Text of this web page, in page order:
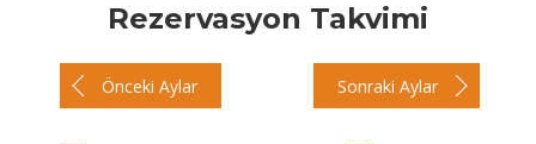
Rezervasyon Takvimi
Önceki Aylar Sonraki Aylar